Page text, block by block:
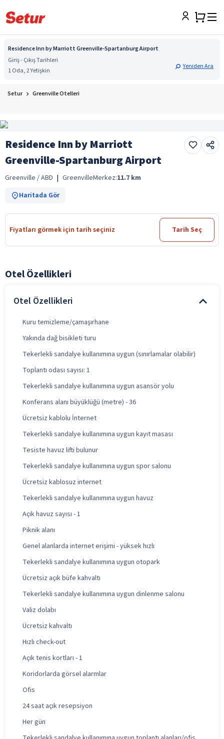
Residence Inn by Marriott Greenville-Spartanburg Airport
Giriş - Çıkış Tarihleri
1 Oda, 2 Yetişkin
Yeniden Ara
Setur Greenville Otelleri
Residence Inn by Marriott
Greenville-Spartanburg Airport
Greenville / ABD | GreenvilleMerkez:11.7 km
Haritada Gör
Fiyatları görmek için tarih seçiniz Tarih Seç
Otel Özellikleri
Otel Özellikleri
Kuru temizleme/çamaşırhane
Yakında dağ bisikleti turu
Tekerlekli sandalye kullanımına uygun (sınırlamalar olabilir)
Toplantı odası sayısı: 1
Tekerlekli sandalye kullanımına uygun asansör yolu
Konferans alanı büyüklüğü (metre) - 36
Ücretsiz kablolu İnternet
Tekerlekli sandalye kullanımına uygun kayıt masası
Tesiste havuz lifti bulunur
Tekerlekli sandalye kullanımına uygun spor salonu
Ücretsiz kablosuz internet
Tekerlekli sandalye kullanımına uygun havuz
Açık havuz sayısı - 1
Piknik alanı
Genel alanlarda internet erişimi - yüksek hızlı
Tekerlekli sandalye kullanımına uygun otopark
Ücretsiz açık büfe kahvaltı
Tekerlekli sandalye kullanımına uygun dinlenme salonu
Valiz dolabı
Ücretsiz kahvaltı
Hızlı check-out
Açık tenis kortları - 1
Koridorlarda görsel alarmlar
Ofis
24 saat açık resepsiyon
Her gün